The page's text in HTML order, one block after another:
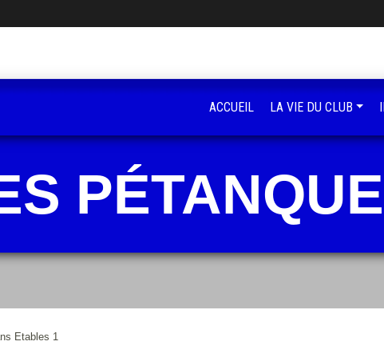
Etables 1
ACCUEIL LA VIE DU CLUB